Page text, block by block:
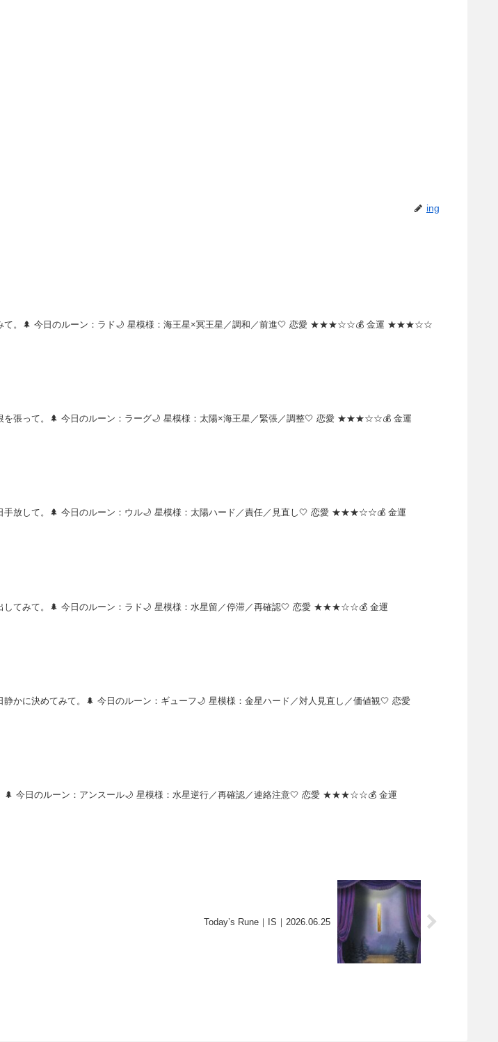
ing
みて。🌲 今日のルーン：ラド🌙 星模様：海王星×冥王星／調和／前進🤍 恋愛 ★★★☆☆💰 金運 ★★★☆☆
を張って。🌲 今日のルーン：ラーグ🌙 星模様：太陽×海王星／緊張／調整🤍 恋愛 ★★★☆☆💰 金運
手放して。🌲 今日のルーン：ウル🌙 星模様：太陽ハード／責任／見直し🤍 恋愛 ★★★☆☆💰 金運
してみて。🌲 今日のルーン：ラド🌙 星模様：水星留／停滞／再確認🤍 恋愛 ★★★☆☆💰 金運
かに決めてみて。🌲 今日のルーン：ギューフ🌙 星模様：金星ハード／対人見直し／価値観🤍 恋愛
🌲 今日のルーン：アンスール🌙 星模様：水星逆行／再確認／連絡注意🤍 恋愛 ★★★☆☆💰 金運
Today’s Rune｜IS｜2026.06.25